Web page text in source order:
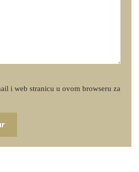
i web stranicu u ovom browseru za